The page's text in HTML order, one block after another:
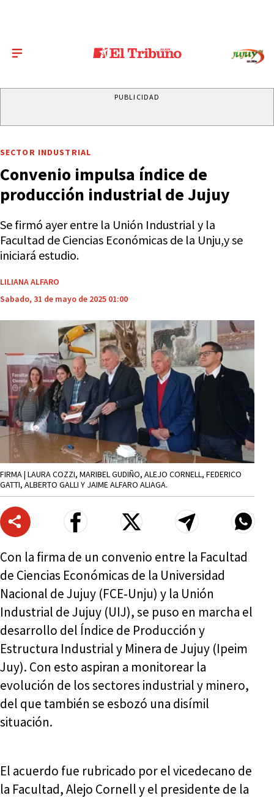
PUBLICIDAD
SECTOR INDUSTRIAL
Convenio impulsa índice de
producción industrial de Jujuy
Se firmó ayer entre la Unión Industrial y la
Facultad de Ciencias Económicas de la Unju,y se
iniciará estudio.
LILIANA ALFARO
Sabado, 31 de mayo de 2025 01:00
FIRMA | LAURA COZZI, MARIBEL GUDIÑO, ALEJO CORNELL, FEDERICO
GATTI, ALBERTO GALLI Y JAIME ALFARO ALIAGA.
Con la firma de un convenio entre la Facultad
de Ciencias Económicas de la Universidad
Nacional de Jujuy (FCE‑Unju) y la Unión
Industrial de Jujuy (UIJ), se puso en marcha el
desarrollo del Índice de Producción y
Estructura Industrial y Minera de Jujuy (Ipeim
Juy). Con esto aspiran a monitorear la
evolución de los sectores industrial y minero,
del que también se esbozó una disímil
situación.
El acuerdo fue rubricado por el vicedecano de
la Facultad, Alejo Cornell y el presidente de la